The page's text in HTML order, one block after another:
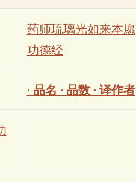
药师琉璃光如来本愿
功德经
· 品名 · 品数 · 译作者